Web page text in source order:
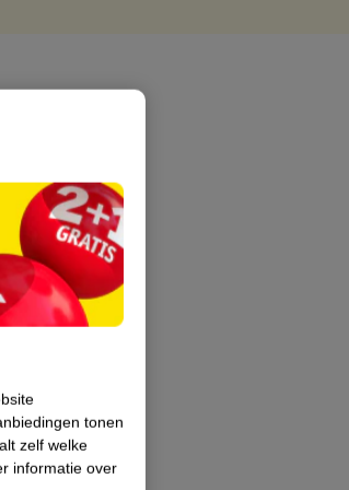
tonen
zelf welke
informatie over